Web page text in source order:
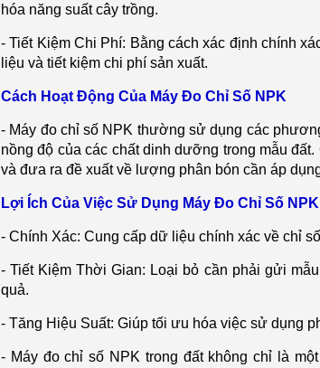
hóa năng suất cây trồng.
-Tiết Kiệm Chi Phí: Bằng cách xác định chính
liệu và tiết kiệm chi phí sản xuất.
Cách Hoạt Động Của Máy Đo Chỉ Số NPK
- Máy đo chỉ số NPK thường sử dụng các
nồng độ của các chất dinh dưỡng trong mẫu đất.
và đưa ra đề xuất về lượng phân bón cần áp d
Lợi Ích Của Việc Sử Dụng Máy Đo Chỉ Số NPK
- Chính Xác: Cung cấp dữ liệu chính xác về chỉ
- Tiết Kiệm Thời Gian: Loại bỏ cần phải gửi
quả.
- Tăng Hiệu Suất: Giúp tối ưu hóa việc sử dụng
- Máy đo chỉ số NPK trong đất không chỉ là m